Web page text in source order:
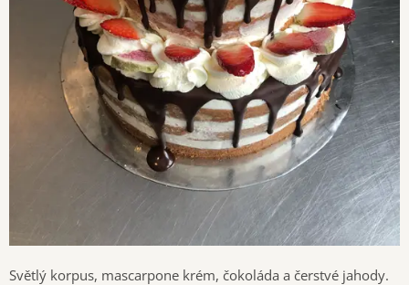
Světlý korpus, mascarpone krém, čokoláda a čerstvé jahody.